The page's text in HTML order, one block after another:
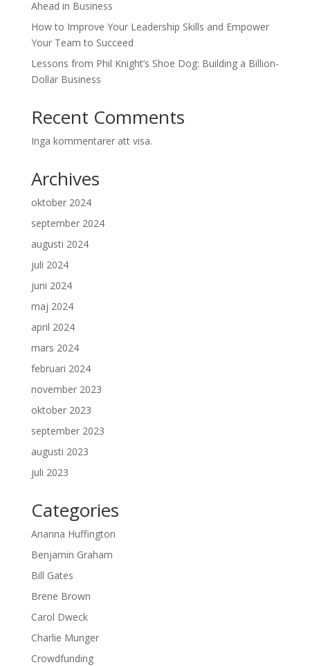
Ahead in Business
How to Improve Your Leadership Skills and Empower
Your Team to Succeed
Lessons from Phil Knight’s Shoe Dog: Building a Billion-
Dollar Business
Recent Comments
Inga kommentarer att visa.
Archives
oktober 2024
september 2024
augusti 2024
juli 2024
juni 2024
maj 2024
april 2024
mars 2024
februari 2024
november 2023
oktober 2023
september 2023
augusti 2023
juli 2023
Categories
Arianna Huffington
Benjamin Graham
Bill Gates
Brene Brown
Carol Dweck
Charlie Munger
Crowdfunding